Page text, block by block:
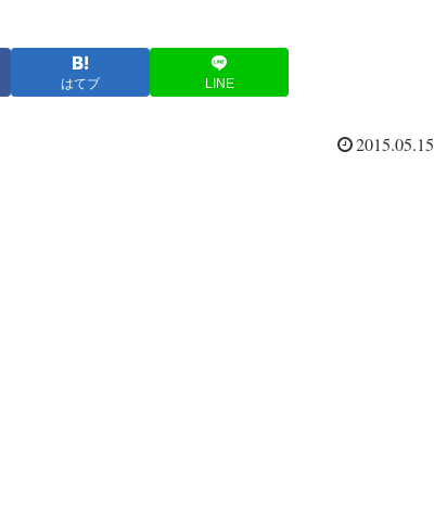
はてブ LINE
2015.05.15